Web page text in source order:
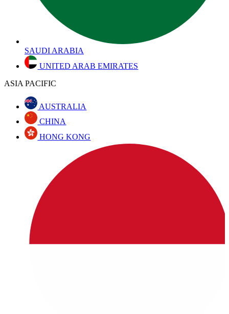
SAUDI ARABIA
UNITED ARAB EMIRATES
ASIA PACIFIC
AUSTRALIA
CHINA
HONG KONG